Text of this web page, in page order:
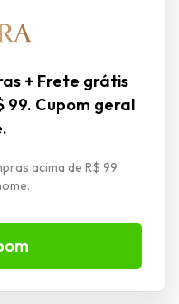
+ Frete grátis
99. Cupom geral
acima de R$ 99.